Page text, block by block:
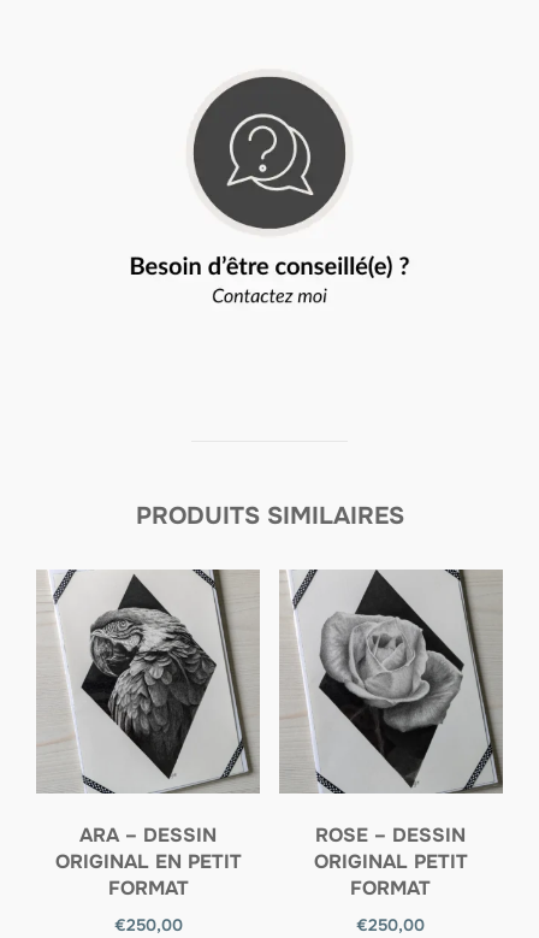
PRODUITS SIMILAIRES
ARA – DESSIN
ORIGINAL EN PETIT
FORMAT
€250,00
ROSE – DESSIN
ORIGINAL PETIT
FORMAT
€250,00